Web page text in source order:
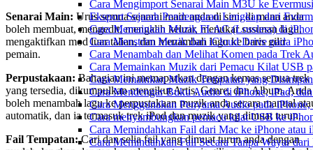
Cara Mengimport Senarai Main M3U ke
Eksport Sejarah Pendengaran Lengkap dari
Cara Memainkan Muzik FLAC (Lossless) di
Cara Menstrim Muzik dari iCloud Drive pada
Cara Menambah dan Melihat Komen pada Trek
Cara Memainkan Muzik dari Pemacu Kilat USB
Cara Memainkan Muzik Tempatan yang
Cara Mendengar Buku Audio di iPhone, iPad,
Cara Menggunakan Penyama Audio pada
Cara menyambungkan pemacu kilat USB ke
Cara Memindahkan Fail dari Mac ke iPhone atau
Cara Memindahkan Fail Secara Tanpa Wayar
Senarai Main: Urus semua senarai main anda di sini, di mana anda
boleh membuat, mengedit, mengalih keluar, menukar susunan lagu,
mengaktifkan mod luar talian, dan menambah lagu ke baris gilir
pemain.
Perpustakaan: Bahagian ini memaparkan dengan kemas semua trek
yang tersedia, dikumpulkan mengikut Artis, Genre, dan Album. Anda
boleh menambah lagu ke perpustakaan muzik anda secara manual
automatik, dan ia termasuk trek iPod dan muzik yang dimuat turun.
Fail Tempatan:Cari dan selia fail yang dimuat turun anda dengan